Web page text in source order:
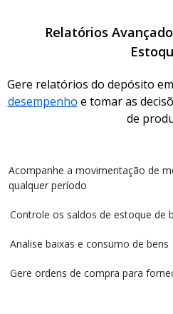
Relatórios
Gere relatórios do depósito
desempenho e tomar as
de
Acompanhe a movimentação de
qualquer período
Controle os saldos de estoque de
Analise baixas e consumo de bens
Gere ordens de compra para